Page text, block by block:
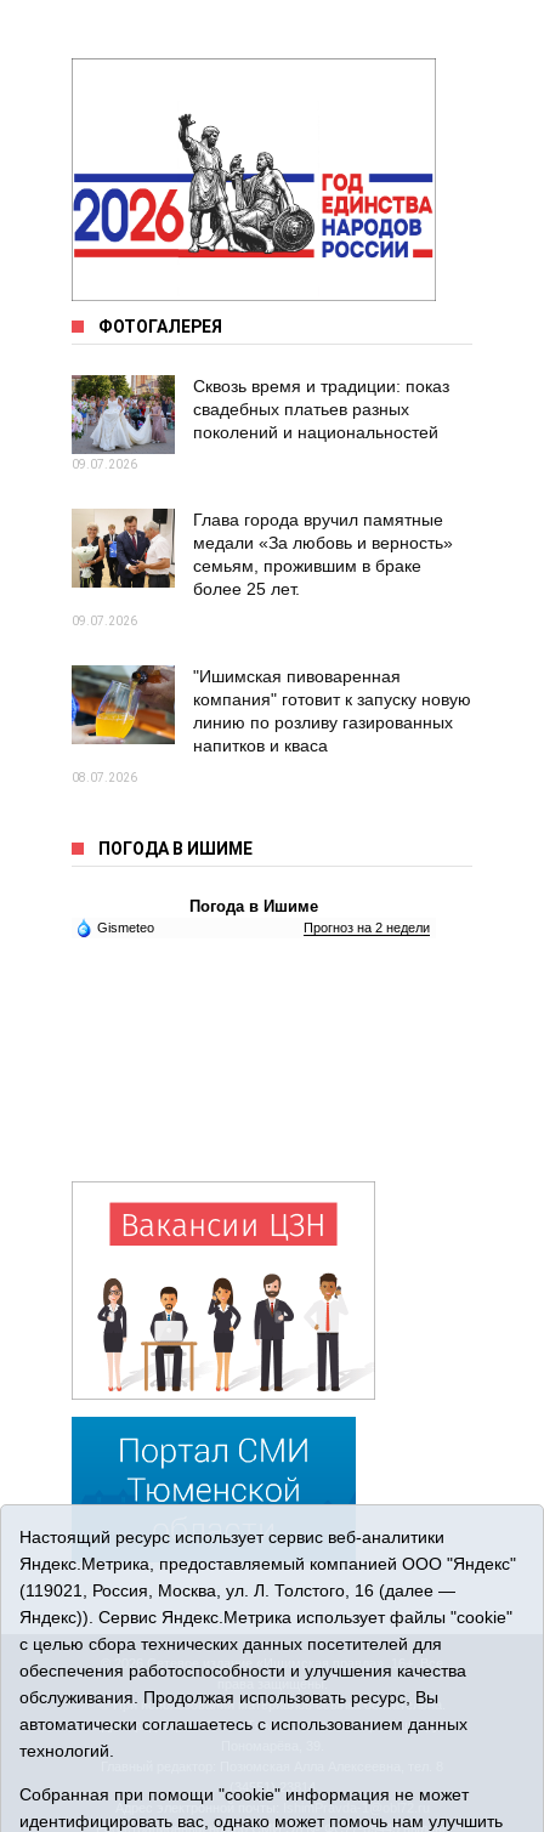
ФОТОГАЛЕРЕЯ
Сквозь время и традиции: показ
свадебных платьев разных
поколений и национальностей
09.07.2026
Глава города вручил памятные
медали «За любовь и верность»
семьям, прожившим в браке
более 25 лет.
09.07.2026
"Ишимская пивоваренная
компания" готовит к запуску новую
линию по розливу газированных
напитков и кваса
08.07.2026
ПОГОДА В ИШИМЕ
Погода в Ишиме
Gismeteo Прогноз на 2 недели
© 2026 Сетевое издание «Ишимская правда». 16+. Все
права защищены.
© При использовании материалов ссылка обязательна.
Адрес редакции: 627750 Тюменская область, г. Ишим, ул.
(34551) 23814
Адрес электронной почты:
IshimPravda-1@obl72.ru
Регистрационный номер СМИ Эл № ФС77-69445 выдано
Настоящий ресурс использует сервис веб-аналитики
Яндекс.Метрика, предоставляемый компанией ООО "Яндекс"
(119021, Россия, Москва, ул. Л. Толстого, 16 (далее —
Яндекс)). Сервис Яндекс.Метрика использует файлы "cookie"
с целью сбора технических данных посетителей для
обеспечения работоспособности и улучшения качества
обслуживания. Продолжая использовать ресурс, Вы
автоматически соглашаетесь с использованием данных
технологий.
Собранная при помощи "cookie" информация не может
идентифицировать вас, однако может помочь нам улучшить